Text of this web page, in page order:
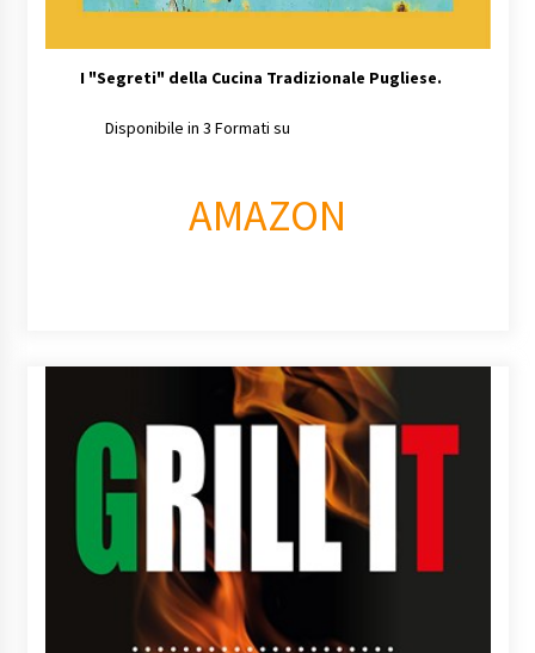
I "Segreti" della Cucina Tradizionale Pugliese.
Disponibile in 3 Formati su
AMAZON